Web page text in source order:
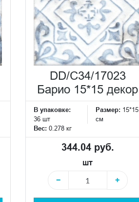
DD/C34/17023
Барио 15*15 декор
В упаковке:
36 шт
Размер: 15*15
см
Вес: 0.278 кг
344.04 руб.
шт
−
+